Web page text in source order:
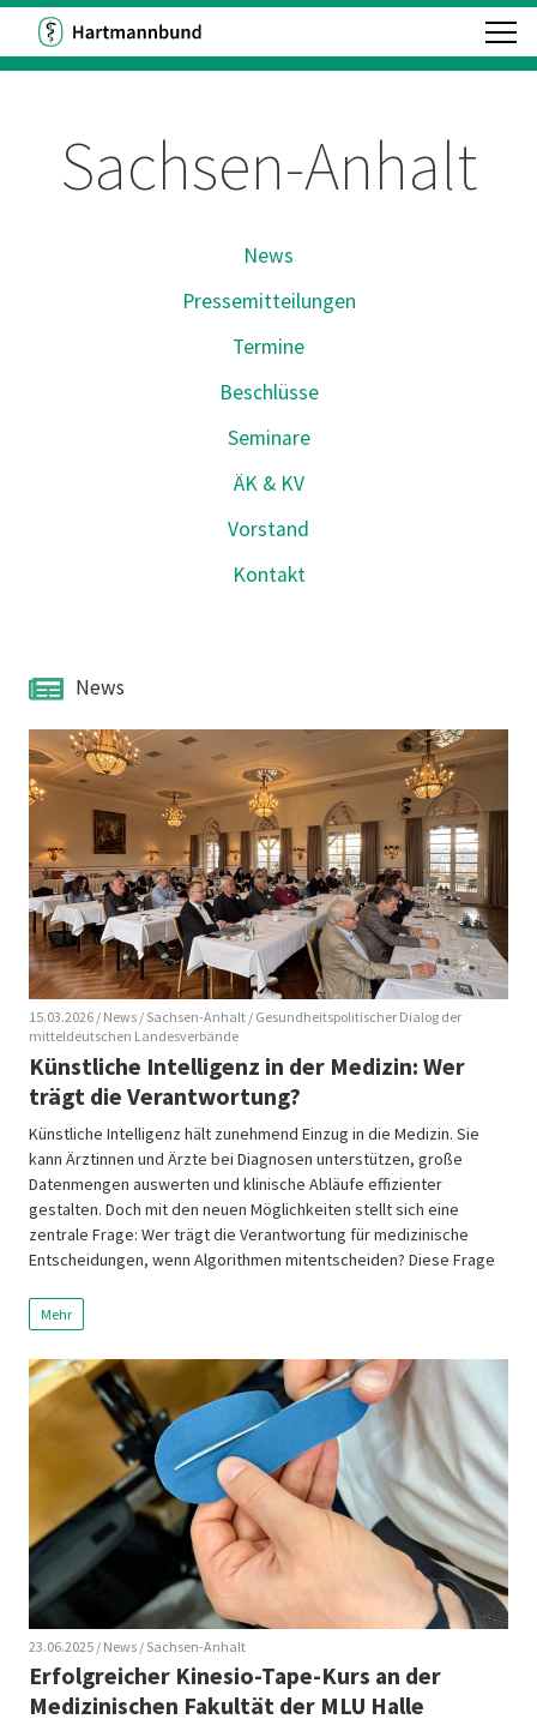
Sachsen-Anhalt
News
Pressemitteilungen
Termine
Beschlüsse
Seminare
ÄK & KV
Vorstand
Kontakt
News
15.03.2026 / News / Sachsen-Anhalt / Gesundheitspolitischer Dialog der
mitteldeutschen Landesverbände
Künstliche Intelligenz in der Medizin: Wer
trägt die Verantwortung?
Künstliche Intelligenz hält zunehmend Einzug in die Medizin. Sie
kann Ärztinnen und Ärzte bei Diagnosen unterstützen, große
Datenmengen auswerten und klinische Abläufe effizienter
gestalten. Doch mit den neuen Möglichkeiten stellt sich eine
zentrale Frage: Wer trägt die Verantwortung für medizinische
Entscheidungen, wenn Algorithmen mitentscheiden? Diese Frage
mitteldeutschen Landesverbände […]
Mehr
23.06.2025 / News / Sachsen-Anhalt
Erfolgreicher Kinesio‑Tape‑Kurs an der
Medizinischen Fakultät der MLU Halle